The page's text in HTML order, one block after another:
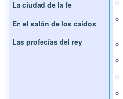
La ciudad de la fe
En el salón de los caídos
Las profecías del rey